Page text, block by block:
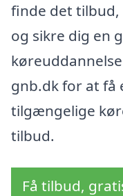
finde det tilbud,
og sikre dig en
gnb.dk for at få
tilgængelige
tilbud.
Få tilbud,